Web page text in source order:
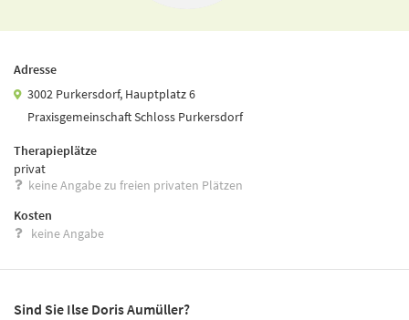
Adresse
3002 Purkersdorf, Hauptplatz 6
Praxisgemeinschaft Schloss Purkersdorf
Therapieplätze
privat
keine Angabe zu freien privaten Plätzen
Kosten
keine Angabe
Sind Sie Ilse Doris Aumüller?